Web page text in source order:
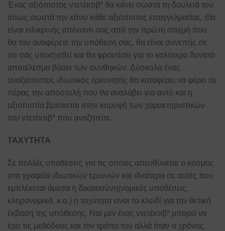
Ένας αξιόπιστος ντετέκτιβ* θα κάνει σωστά τη δουλειά του
όπως σωστά την κάνει κάθε αξιόπιστος επαγγελματίας. Θα
είναι ειλικρινής απέναντι σας από την πρώτη στιγμή που
θα του αναφέρετε την υπόθεση σας, θα είναι συνεπής σε
ότι σας υποσχεθεί και θα φροντίσει για το καλύτερο δυνατό
αποτέλεσμα βάσει των συνθηκών. Δύσκολα ένας
αναξιόπιστος ιδιωτικός ερευνητής θα καταφέρει να φέρει σε
πέρας την αποστολή που θα αναλάβει για αυτό και η
αξιοπιστία βρίσκεται στην κορυφή των χαρακτηριστικών
του ντετέκτιβ* που αναζητείτε.
ΤΑΧΥΤΗΤΑ
Σε πολλές υποθέσεις για τις οποίες απευθύνεται ο κόσμος
στα γραφεία ιδιωτικών ερευνών και ιδιαίτερα σε αυτές που
εμπλέκεται άμεσα η δικαιοσύνη(νομικές υποθέσεις,
κληρονομικά, κ.α.) η ταχύτητα είναι το κλειδί για την θετική
έκβαση της υπόθεσης. Ναι μεν ένας ντετέκτιβ* μπορεί να
έχει τις μεθόδους και τον τρόπο του αλλά όταν ο χρόνος